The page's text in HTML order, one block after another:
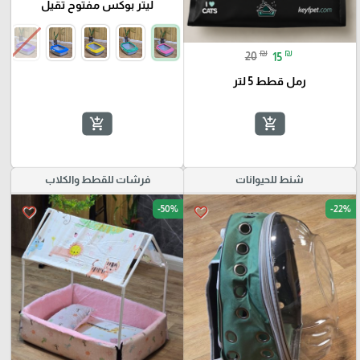
20 ₪ 15 ₪
رمل قطط 5 لتر
add_shopping_cart
ليتر بوكس مفتوح تقيل
add_shopping_cart
شنط للحيوانات
favorite_border -22%
فرشات للقطط والكلاب
favorite_border -50%